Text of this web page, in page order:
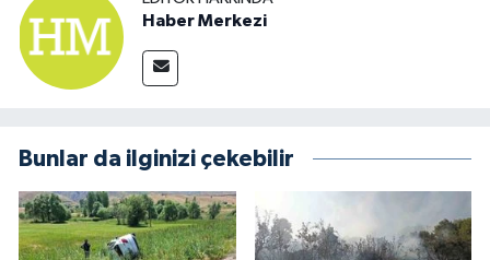
Haber Merkezi
Bunlar da ilginizi çekebilir